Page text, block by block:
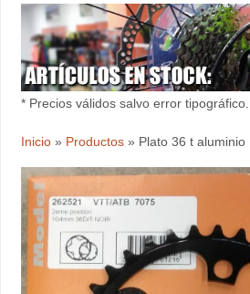
* Precios válidos salvo error tipográfico.
Inicio» Productos» Plato 36 t aluminio